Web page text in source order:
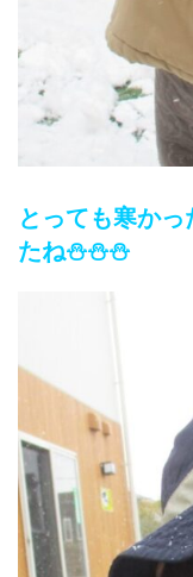
とっても寒か
たね⛄⛄⛄